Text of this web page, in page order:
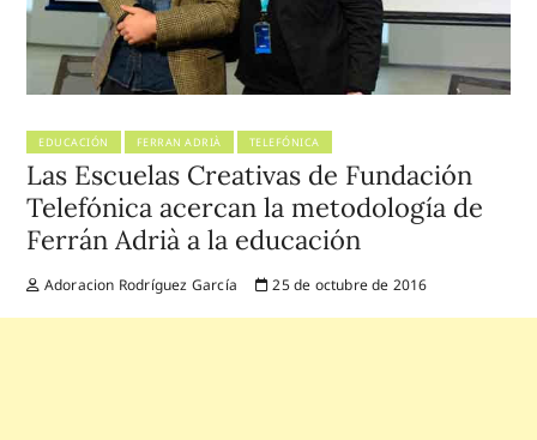
EDUCACIÓN FERRAN ADRIÀ TELEFÓNICA
Las Escuelas Creativas de Fundación
Telefónica acercan la metodología de
Ferrán Adrià a la educación
Adoracion Rodríguez García 25 de octubre de 2016